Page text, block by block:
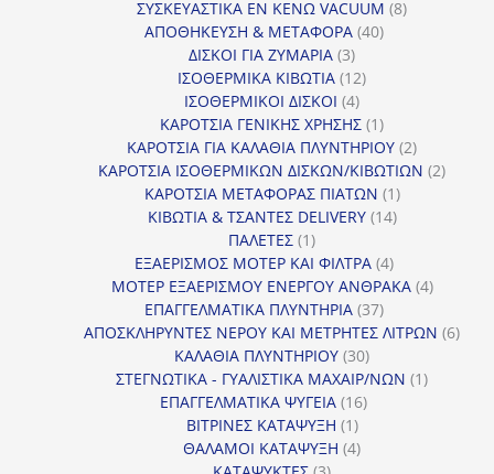
ΣΥΣΚΕΥΑΣΤΙΚΑ ΕΝ ΚΕΝΩ VACUUM 88
ΑΠΟΘΗΚΕΥΣΗ & ΜΕΤΑΦΟΡΑ 4040
ΔΙΣΚΟΙ ΓΙΑ ΖΥΜΑΡΙΑ 33
προϊόντα
ΙΣΟΘΕΡΜΙΚΑ ΚΙΒΩΤΙΑ 1212
ΙΣΟΘΕΡΜΙΚΟΙ ΔΙΣΚΟΙ 44
προϊόντα
ΚΑΡΟΤΣΙΑ ΓΕΝΙΚΗΣ ΧΡΗΣΗΣ 11
προϊόν
ΚΑΡΟΤΣΙΑ ΓΙΑ ΚΑΛΑΘΙΑ ΠΛΥΝΤΗΡΙΟΥ 22
προϊόντα
ΚΑΡΟΤΣΙΑ ΙΣΟΘΕΡΜΙΚΩΝ ΔΙΣΚΩΝ/ΚΙΒΩΤΙΩΝ 22
ΚΑΡΟΤΣΙΑ ΜΕΤΑΦΟΡΑΣ ΠΙΑΤΩΝ 11
προϊόν
ΚΙΒΩΤΙΑ & ΤΣΑΝΤΕΣ DELIVERY 1414
ΠΑΛΕΤΕΣ 11
προϊόν
ΕΞΑΕΡΙΣΜΟΣ ΜΟΤΕΡ ΚΑΙ ΦΙΛΤΡΑ 44
προϊόντα
ΜΟΤΕΡ ΕΞΑΕΡΙΣΜΟΥ ΕΝΕΡΓΟΥ ΑΝΘΡΑΚΑ 44
ΕΠΑΓΓΕΛΜΑΤΙΚΑ ΠΛΥΝΤΗΡΙΑ 3737
προϊόντα
ΑΠΟΣΚΛΗΡΥΝΤΕΣ ΝΕΡΟΥ ΚΑΙ ΜΕΤΡΗΤΕΣ ΛΙΤΡΩΝ 66
ΚΑΛΑΘΙΑ ΠΛΥΝΤΗΡΙΟΥ 3030
προϊόντα
ΣΤΕΓΝΩΤΙΚΑ - ΓΥΑΛΙΣΤΙΚΑ ΜΑΧΑΙΡ/ΝΩΝ 11
ΕΠΑΓΓΕΛΜΑΤΙΚΑ ΨΥΓΕΙΑ 1616
ΒΙΤΡΙΝΕΣ ΚΑΤΑΨΥΞΗ 11
προϊόν
ΘΑΛΑΜΟΙ ΚΑΤΑΨΥΞΗ 44
3